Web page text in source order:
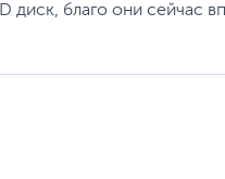
благо они сейчас